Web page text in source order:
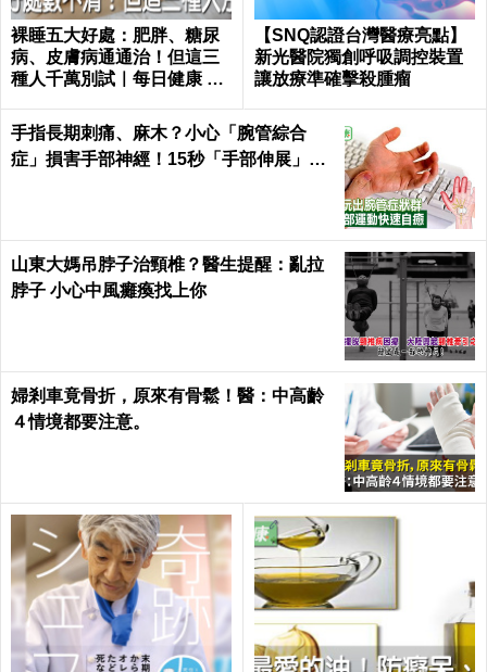
裸睡五大好處：肥胖、糖尿
病、皮膚病通通治！但這三
種人千萬別試｜每日健康 He
【SNQ認證台灣醫療亮點】
新光醫院獨創呼吸調控裝置
讓放療準確擊殺腫瘤
手指長期刺痛、麻木？小心「腕管綜合
症」損害手部神經！15秒「手部伸展」這
山東大媽吊脖子治頸椎？醫生提醒：亂拉
脖子 小心中風癱瘓找上你
婦剎車竟骨折，原來有骨鬆！醫：中高齡
４情境都要注意。